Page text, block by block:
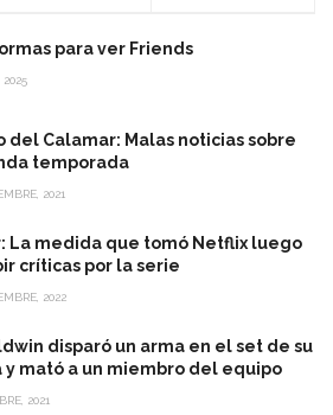
para ver Friends
2025
del Calamar: Malas noticias sobre
temporada
2021
La medida que tomó Netflix luego
críticas por la serie
2022
disparó un arma en el set de su
y mató a un miembro del equipo
2021